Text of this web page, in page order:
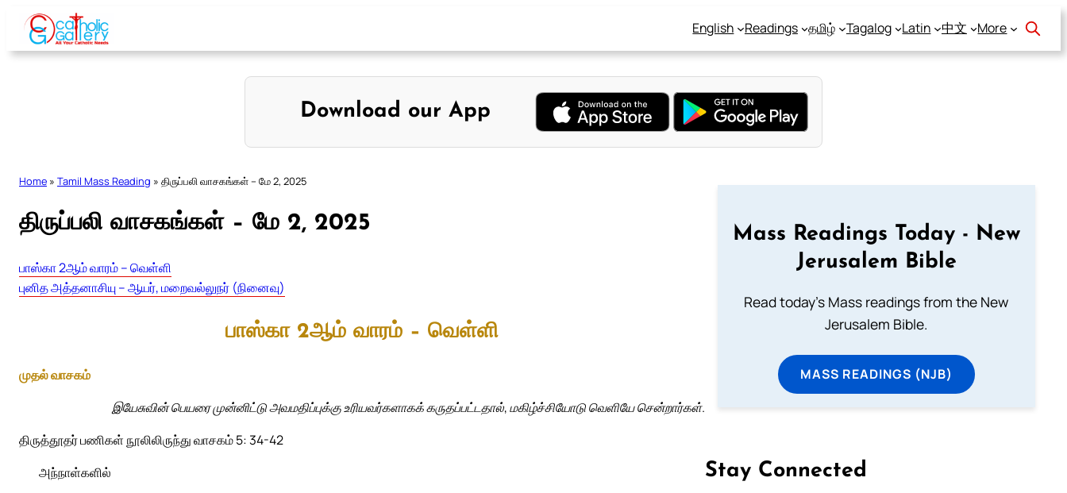
Skip
content
English Readings தமிழ் Tagalog Latin 中文 More
Download our App
Home » Tamil Mass Reading » திருப்பலி வாசகங்கள் – மே 2, 2025
திருப்பலி வாசகங்கள் – மே 2, 2025
பாஸ்கா 2ஆம் வாரம் – வெள்ளி
புனித அத்தனாசியு – ஆயர், மறைவல்லுநர் (நினைவு)
பாஸ்கா 2ஆம் வாரம் – வெள்ளி
முதல் வாசகம்
இயேசுவின் பெயரை முன்னிட்டு அவமதிப்புக்கு உரியவர்களாகக் கருதப்பட்டதால், மகிழ்ச்சியோடு வெளியே சென்றார்கள்.
திருத்தூதர் பணிகள் நூலிலிருந்து வாசகம் 5: 34-42
அந்நாள்களில்
Mass Readings Today - New
Jerusalem Bible
Read today's Mass readings from the New
Jerusalem Bible.
MASS READINGS (NJB)
Stay Connected